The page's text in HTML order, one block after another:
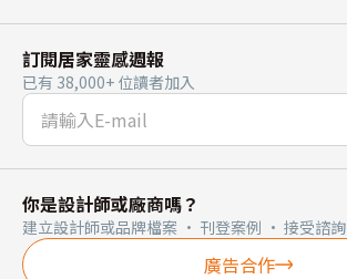
訂閱居家靈感週報
已有 38,000+ 位讀者加入
你是設計師或廠商嗎？
建立設計師或品牌檔案 · 刊登案例 · 接受諮詢
廣告合作